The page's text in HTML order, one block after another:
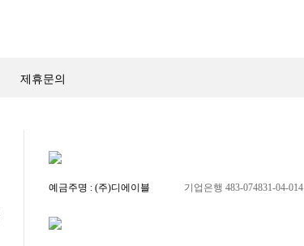
제휴문의
예금주명 : (주)디에이블 기업은행 483-074831-04-014